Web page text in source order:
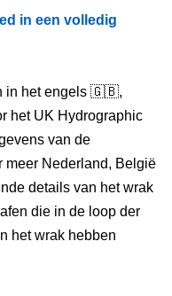
in een volledig
in het engels 🇬🇧,
het UK Hydrographic
van de
meer Nederland, België
details van het wrak
die in de loop der
het wrak hebben